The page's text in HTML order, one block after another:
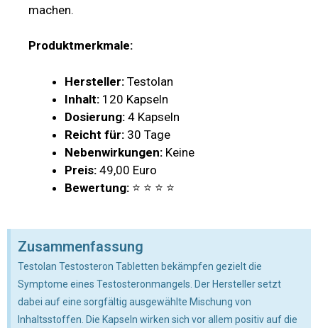
machen.
Produktmerkmale:
Hersteller: Testolan
Inhalt: 120 Kapseln
Dosierung: 4 Kapseln
Reicht für: 30 Tage
Nebenwirkungen: Keine
Preis: 49,00 Euro
Bewertung: ⭐ ⭐ ⭐ ⭐
Zusammenfassung
Testolan Testosteron Tabletten bekämpfen gezielt die
Symptome eines Testosteronmangels. Der Hersteller setzt
dabei auf eine sorgfältig ausgewählte Mischung von
Inhaltsstoffen. Die Kapseln wirken sich vor allem positiv auf die